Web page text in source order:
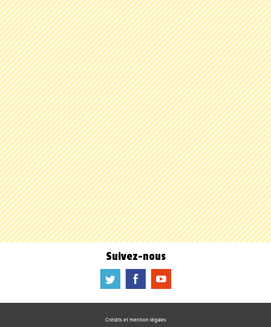
Suivez-nous
a b f
Crédits et mention légales